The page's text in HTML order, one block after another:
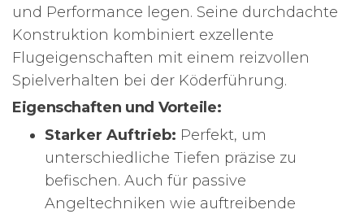
und Performance legen. Seine durchdachte
Konstruktion kombiniert exzellente
Flugeigenschaften mit einem reizvollen
Spielverhalten bei der Köderführung.
Eigenschaften und Vorteile:
Starker Auftrieb: Perfekt, um
unterschiedliche Tiefen präzise zu
befischen. Auch für passive
Angeltechniken wie auftreibende